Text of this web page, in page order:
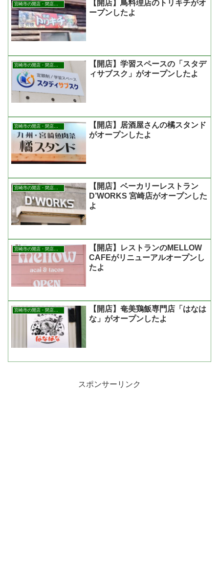
【開店】鳥料理店のトリキチがオ
ープンしたよ
宮崎市の開店・閉店まとめ
【開店】学習スペースの「スタデ
ィサブスク」がオープンしたよ
宮崎市の開店・閉店まとめ
【開店】居酒屋さんの橘スタンド
がオープンしたよ
【開店】ベーカリーレストラン
D’WORKS 宮崎店がオープンした
よ
【開店】レストランのMELLOW
CAFEがリニューアルオープンし
たよ
宮崎市の開店・閉店まとめ
【開店】奄美鶏飯専門店「はなは
な」がオープンしたよ
スポンサーリンク